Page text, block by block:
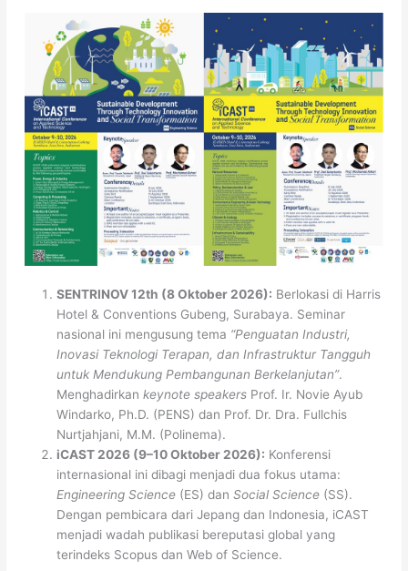
SENTRINOV 12th (8 Oktober 2026): Berlokasi di Harris
Hotel & Conventions Gubeng, Surabaya. Seminar
nasional ini mengusung tema “Penguatan Industri,
Inovasi Teknologi Terapan, dan Infrastruktur Tangguh
untuk Mendukung Pembangunan Berkelanjutan”.
Menghadirkankeynote speakers Prof. Ir. Novie Ayub
Windarko, Ph.D. (PENS) dan Prof. Dr. Dra. Fullchis
Nurtjahjani, M.M. (Polinema).
iCAST 2026 (9–10 Oktober 2026): Konferensi
internasional ini dibagi menjadi dua fokus utama:
Engineering Science (ES) danSocial Science (SS).
Dengan pembicara dari Jepang dan Indonesia, iCAST
menjadi wadah publikasi bereputasi global yang
terindeks Scopus dan Web of Science.